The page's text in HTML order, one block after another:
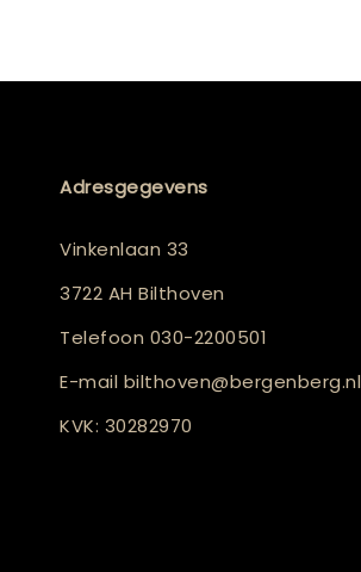
Adresgegevens
Vinkenlaan 33
3722 AH Bilthoven
Telefoon 030-2200501
E-mail bilthoven@bergenberg.nl
KVK: 30282970